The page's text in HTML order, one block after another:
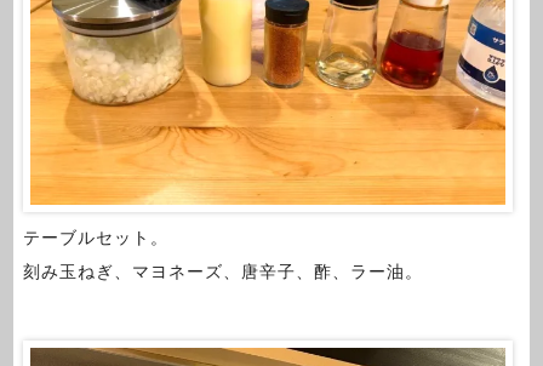
テーブルセット。
刻み玉ねぎ、マヨネーズ、唐辛子、酢、ラー油。